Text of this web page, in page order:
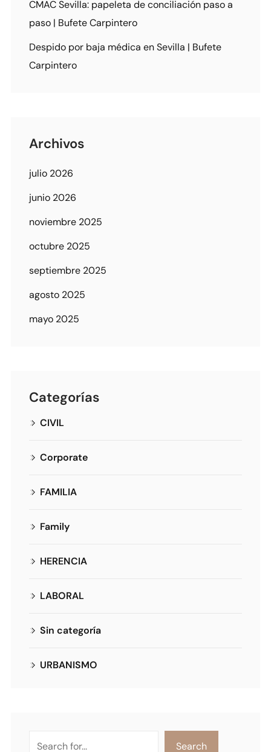
CMAC Sevilla: papeleta de conciliación paso a
paso | Bufete Carpintero
Despido por baja médica en Sevilla | Bufete
Carpintero
Archivos
julio 2026
junio 2026
noviembre 2025
octubre 2025
septiembre 2025
agosto 2025
mayo 2025
Categorías
CIVIL
Corporate
FAMILIA
Family
HERENCIA
LABORAL
Sin categoría
URBANISMO
Search